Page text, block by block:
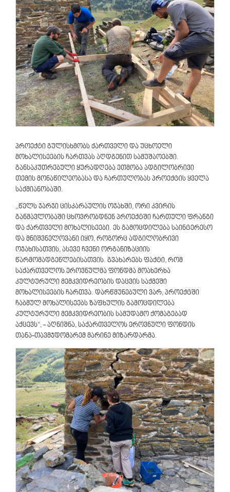
პროექტი გულისხმობს ქართველი და უცხოელი
მოხალისეების ჩართვას აღდგენით სამუშაოებში.
განსაკუთრებული ყურადღება ეთმობა ადგილობრივი
თემის მონაწილეობასა და ჩართულობას პროექტის ყველა
საქმიანობაში.
,,წელს ჯარჯი ცისკარაულის ოჯახში, ორი კვირის
განმავლობაში ცხოვრობდნენ პროექტში ჩართული ფრანგი
და ქართველი მოხალისეები. ეს გამოცდილება საინტერესო
და მნიშვნელოვანი იყო, როგორც ადგილობრივი
ოჯახისათვის, ასევე ჩვენი ორგანიზაციის
წარმომადგენლებისათვის. გვახარებს ფაქტი, რომ
საქართველოს ეროვნულმა ფონდმა მოახერხა
კულტურული მემკვიდრეობის დაცვის საქმეში
მოხალისეების ჩართვა. დარწმუნებული ვარ, პროექტში
ჩაბმულ მოხალისეებს ზაფხულის გამოცდილება
კულტურული მემკვიდრეობის სამუდამო ქომაგებად
აქცევს“, - აღნიშნა, საქართველოს ეროვნული ფონდის
თანა-თავმჯდომარემ მარინე მიზარდარმა.